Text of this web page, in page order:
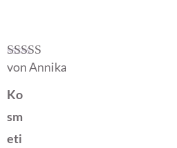
Bewertet mit
von Annika
Ko
sm
eti